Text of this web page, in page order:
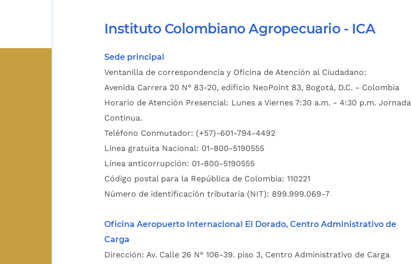
Instituto Colombiano Agropecuario - ICA
Sede principal
Ventanilla de correspondencia y Oficina de Atención al Ciudadano:
Avenida Carrera 20 N° 83-20, edificio NeoPoint 83, Bogotá, D.C. - Colombia
Horario de Atención Presencial: Lunes a Viernes 7:30 a.m. - 4:30 p.m. Jornada
Continua.
Teléfono Conmutador: (+57)-601-794-4492
Linea gratuita Nacional: 01-800-5190555
Línea anticorrupción: 01-800-5190555
Código postal para la República de Colombia: 110221
Número de identificación tributaria (NIT): 899.999.069-7
Oficina Aeropuerto Internacional El Dorado, Centro Administrativo de
Carga
Dirección: Av. Calle 26 N° 106-39. piso 3, Centro Administrativo de Carga